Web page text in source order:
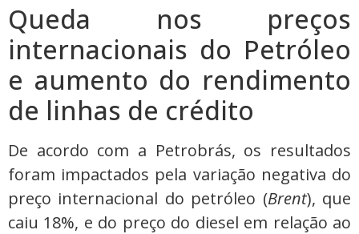
Queda nos preços
internacionais do Petróleo
e aumento do rendimento
de linhas de crédito
De acordo com a Petrobrás, os resultados
foram impactados pela variação negativa do
preço internacional do petróleo (Brent), que
caiu 18%, e do preço do diesel em relação ao